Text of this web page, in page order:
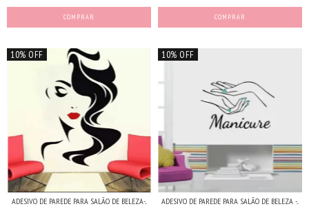
COMPRAR
10% OFF
ADESIVO DE PAREDE PARA SALÃO DE BELEZA-...
10% OFF
ADESIVO DE PAREDE PARA SALÃO DE BELEZA -...